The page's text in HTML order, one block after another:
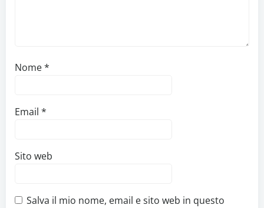
Nome*
Email *
Sito web
Salva il mio nome, email e sito web in questo